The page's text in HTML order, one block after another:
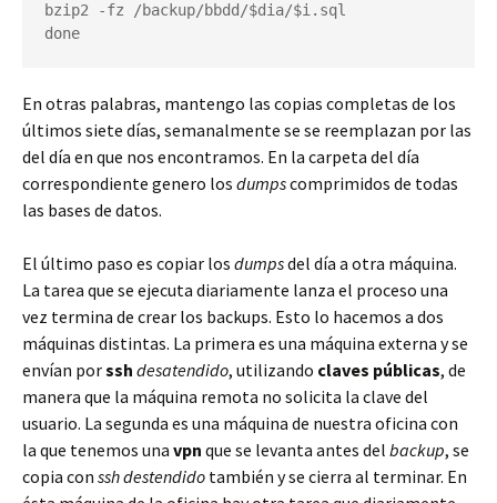
bzip2 -fz /backup/bbdd/$dia/$i.sql
done
En otras palabras, mantengo las copias completas de los
últimos siete días, semanalmente se se reemplazan por las
del día en que nos encontramos. En la carpeta del día
correspondiente genero los dumpscomprimidos de todas
las bases de datos.
El último paso es copiar los dumpsdel día a otra máquina.
La tarea que se ejecuta diariamente lanza el proceso una
vez termina de crear los backups. Esto lo hacemos a dos
máquinas distintas. La primera es una máquina externa y se
envían porssh desatendido, utilizando claves públicas, de
manera que la máquina remota no solicita la clave del
usuario. La segunda es una máquina de nuestra oficina con
la que tenemos una vpn que se levanta antes del backup, se
copia con ssh destendido también y se cierra al terminar. En